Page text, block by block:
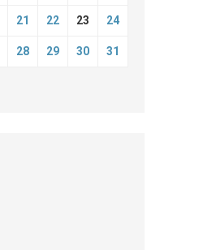
21 22 23 24
28 29 30 31